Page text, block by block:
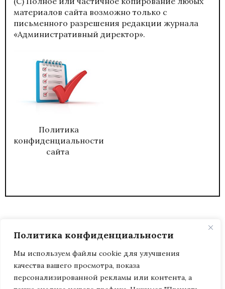
Политика конфиденциальности
Мы используем файлы cookie для улучшения
качества вашего просмотра, показа
персонализированной рекламы или контента, а
материалов сайта возможно только с
письменного разрешения редакции журнала
«Административный директор».
Политика
конфиденциальности
сайта
ДИРЕКТОР.